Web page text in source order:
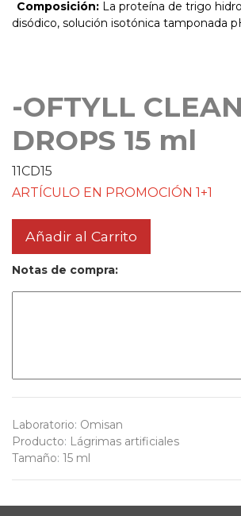
Composición: La proteína de trigo
disódico, solución isotónica tamponada
-OFTYLL CLEAN
DROPS 15 ml
11CD15
ARTÍCULO EN PROMOCIÓN 1+1
Añadir al Carrito
Notas de compra:
Laboratorio: Omisan
Producto: Lágrimas artificiales
Tamaño: 15 ml